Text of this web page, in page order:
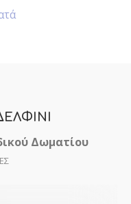
Δωματίου